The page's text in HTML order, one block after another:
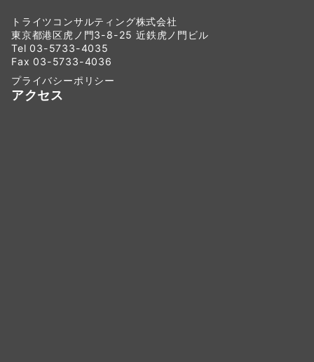
トライツコンサルティング株式会社
東京都港区虎ノ門3-8-25 近鉄虎ノ門ビル
Tel 03-5733-4035
Fax 03-5733-4036
プライバシーポリシー
アクセス